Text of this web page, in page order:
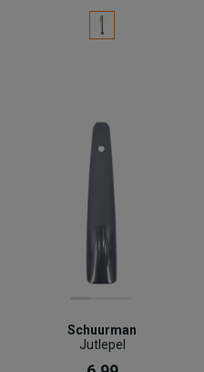
Schuurman
Jutlepel